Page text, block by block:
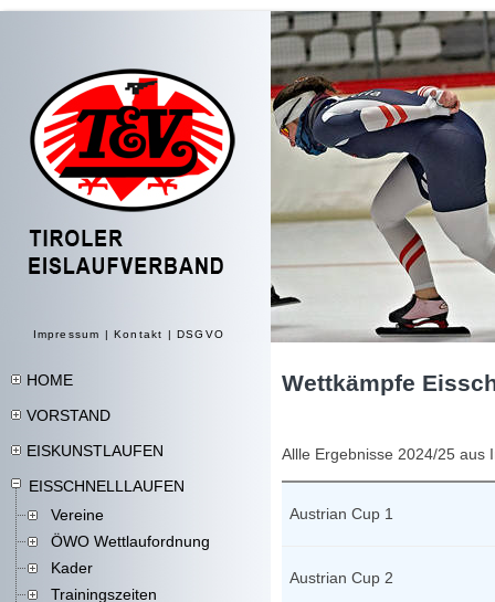
Impressum | Kontakt | DSGVO
HOME
VORSTAND
EISKUNSTLAUFEN
EISSCHNELLLAUFEN
Vereine
ÖWO Wettlaufordnung
Kader
Trainingszeiten
Wettkämpfe
Allle Ergebnisse 2024/25 aus
Austrian Cup 1
Austrian Cup 2